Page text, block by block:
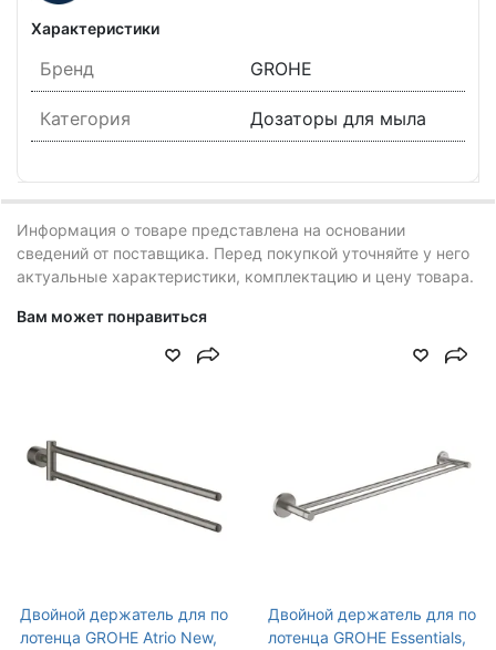
Характеристики
Бренд GROHE
Категория Дозаторы для мыла
Информация о товаре представлена на основании
сведений от поставщика. Перед покупкой уточняйте у него
актуальные характеристики, комплектацию и цену товара.
Вам может понравиться
Двойной держатель для по
лотенца GROHE Atrio New,
Двойной держатель для по
лотенца GROHE Essentials,